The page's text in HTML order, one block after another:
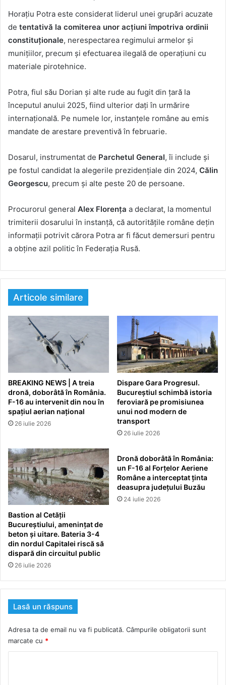
Horațiu Potra este considerat liderul unei grupări acuzate
de tentativă la comiterea unor acțiuni împotriva ordinii
constituționale, nerespectarea regimului armelor și
munițiilor, precum și efectuarea ilegală de operațiuni cu
materiale pirotehnice.
Potra, fiul său Dorian și alte rude au fugit din țară la
începutul anului 2025, fiind ulterior dați în urmărire
internațională. Pe numele lor, instanțele române au emis
mandate de arestare preventivă în februarie.
Dosarul, instrumentat de Parchetul General, îi include și
pe fostul candidat la alegerile prezidențiale din 2024, Călin
Georgescu, precum și alte peste 20 de persoane.
Procurorul general Alex Florența a declarat, la momentul
trimiterii dosarului în instanță, că autoritățile române dețin
informații potrivit cărora Potra ar fi făcut demersuri pentru
a obține azil politic în Federația Rusă.
Articole similare
BREAKING NEWS | A treia
dronă, doborâtă în România.
F-16 au intervenit din nou în
spațiul aerian național
26 iulie 2026
Dispare Gara Progresul.
Bucureștiul schimbă istoria
feroviară pe promisiunea
unui nod modern de
transport
26 iulie 2026
Bastion al Cetății
Bucureștiului, amenințat de
beton și uitare. Bateria 3-4
din nordul Capitalei riscă să
dispară din circuitul public
26 iulie 2026
Dronă doborâtă în România:
un F-16 al Forțelor Aeriene
Române a interceptat ținta
deasupra județului Buzău
24 iulie 2026
Lasă un răspuns
Adresa ta de email nu va fi publicată. Câmpurile obligatorii sunt
marcate cu *